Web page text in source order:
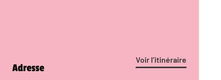
Voir l’itinéraire
Adresse